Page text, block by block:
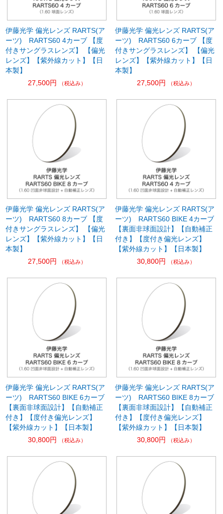
伊藤光学 偏光レンズ RARTS(ア
ーツ) RARTS60 4カーブ 【度
付きサングラスレンズ】 【偏光
レンズ】【紫外線カット】【日
本製】
27,500円
（税込み）
伊藤光学 偏光レンズ RARTS(ア
ーツ) RARTS60 6カーブ 【度
付きサングラスレンズ】 【偏光
レンズ】【紫外線カット】【日
本製】
27,500円
（税込み）
伊藤光学 偏光レンズ RARTS(ア
ーツ) RARTS60 8カーブ 【度
付きサングラスレンズ】 【偏光
レンズ】【紫外線カット】【日
本製】
27,500円
（税込み）
伊藤光学 偏光レンズ RARTS(ア
ーツ) RARTS60 BIKE 4カーブ
【裏面非球面設計】【自動補正
付き】【度付き偏光レンズ】
【紫外線カット】【日本製】
30,800円
（税込み）
伊藤光学 偏光レンズ RARTS(ア
ーツ) RARTS60 BIKE 6カーブ
【裏面非球面設計】【自動補正
付き】【度付き偏光レンズ】
【紫外線カット】【日本製】
30,800円
（税込み）
伊藤光学 偏光レンズ RARTS(ア
ーツ) RARTS60 BIKE 8カーブ
【裏面非球面設計】【自動補正
付き】【度付き偏光レンズ】
【紫外線カット】【日本製】
30,800円
（税込み）